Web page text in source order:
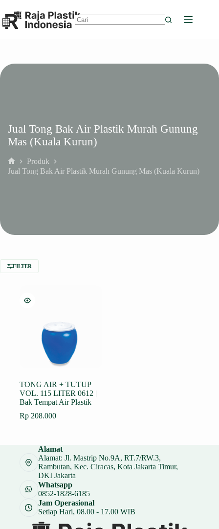
to
content
Jual Tong Bak Air Plastik Murah Gunung
Mas (Kuala Kurun)
Home
Produk
Jual Tong Bak Air Plastik Murah Gunung Mas (Kuala Kurun)
FILTER
TONG AIR + TUTUP
VOL. 115 LITER 0612 |
Bak Tempat Air Plastik
Rp 208.000
Alamat
Alamat: Jl. Mastrip No.9A, RT.7/RW.3,
Rambutan, Kec. Ciracas, Kota Jakarta Timur,
DKI Jakarta
Whatsapp
0852-1828-6185
Jam Operasional
Setiap Hari, 08.00 - 17.00 WIB